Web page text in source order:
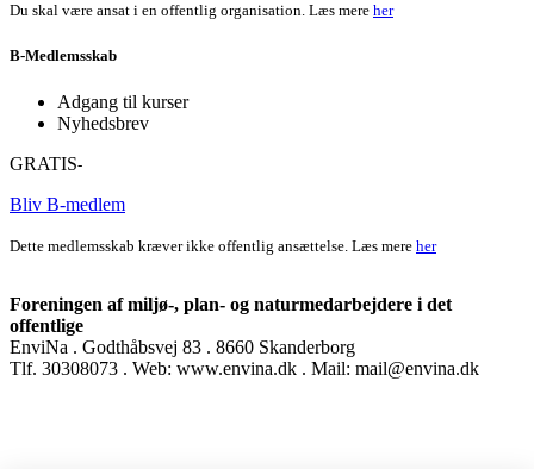
Du skal være ansat i en offentlig organisation. Læs mere her
B-Medlemsskab
Adgang til kurser
Nyhedsbrev
GRATIS-
Bliv B-medlem
Dette medlemsskab kræver ikke offentlig ansættelse. Læs mere her
Foreningen af miljø-, plan- og naturmedarbejdere i det
offentlige
EnviNa . Godthåbsvej 83 . 8660 Skanderborg
Tlf. 30308073 . Web: www.envina.dk . Mail: mail@envina.dk